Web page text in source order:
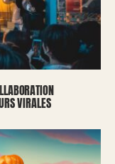
VIRALES